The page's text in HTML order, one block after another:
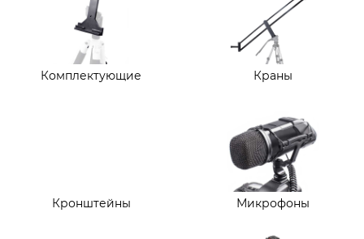
Комплектующие Краны
Кронштейны Микрофоны